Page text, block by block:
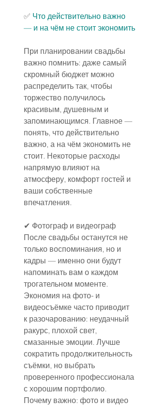
✅ Что действительно важно
— и на чём не стоит экономить
При планировании свадьбы
важно помнить: даже самый
скромный бюджет можно
распределить так, чтобы
торжество получилось
красивым, душевным и
запоминающимся. Главное —
понять, что действительно
важно, а на чём экономить не
стоит. Некоторые расходы
напрямую влияют на
атмосферу, комфорт гостей и
ваши собственные
впечатления.
✔ Фотограф и видеограф
После свадьбы останутся не
только воспоминания, но и
кадры — именно они будут
напоминать вам о каждом
трогательном моменте.
Экономия на фото- и
видеосъёмке часто приводит
к разочарованию: неудачный
ракурс, плохой свет,
смазанные эмоции. Лучше
сократить продолжительность
съёмки, но выбрать
проверенного профессионала
с хорошим портфолио.
Почему важно: фото и видео